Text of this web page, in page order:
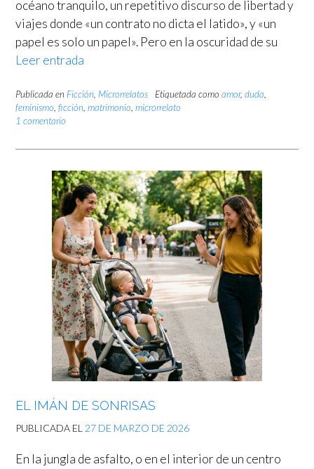
océano tranquilo, un repetitivo discurso de libertad y
viajes donde «un contrato no dicta el latido», y «un
papel es solo un papel». Pero en la oscuridad de su
Leer entrada
Publicada en Ficción, Microrrelatos Etiquetada como amor, duda,
feminismo, ficción, matrimonio, microrrelato
1 comentario
EL IMÁN DE SONRISAS
PUBLICADA EL 27 DE MARZO DE 2026
En la jungla de asfalto, o en el interior de un centro